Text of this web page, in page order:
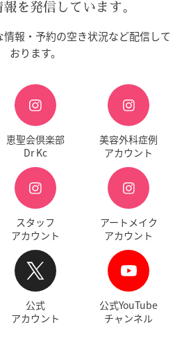
を発信しています。
報・予約の空き状況など配信して
おります。
恵聖会倶楽部
Dr Kc
美容外科症例
アカウント
スタッフ
アカウント
アートメイク
アカウント
公式
アカウント
公式YouTube
チャンネル